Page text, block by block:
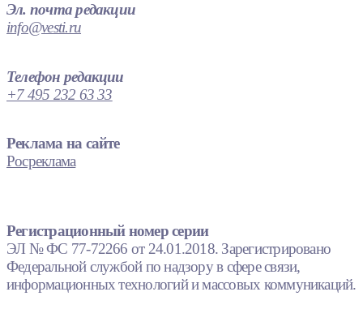
Эл. почта редакции
info@vesti.ru
Телефон редакции
+7 495 232 63 33
Реклама на сайте
Росреклама
Регистрационный номер серии
ЭЛ № ФС 77-72266 от 24.01.2018. Зарегистрировано
Федеральной службой по надзору в сфере связи,
информационных технологий и массовых коммуникаций.